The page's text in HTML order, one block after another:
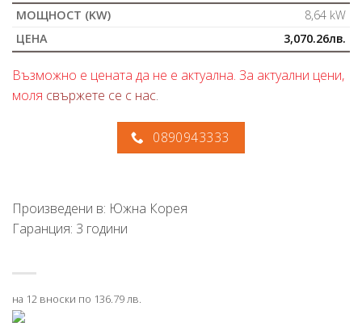
8,64 kW
3,070.26лв.
Възможно е цената да не е актуална. За актуални цени,
моля свържете се с нас.
0890943333
Произведени в: Южна Корея
Гаранция: 3 години
на 12 вноски по 136.79 лв.